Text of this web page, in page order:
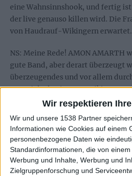
Wir respektieren
Wir und unsere 1538 Partner
Informationen wie Cookies auf einem
personenbezogene Daten wie
Standardinformationen, die von
Werbung und Inhalte, Werbung und
Zielgruppenforschung und
eine Wahnsinnshook, und fertig
der live genauso killen wird. Die
von Haudrauf-Wikingern
NS: Meine Rede! AMON AMARTH
gute Band, aber derart überzeugt
überzeugendes und vor allem
Material, abseits vom Wikinger-
PS: Also zunächst mal: Ich bin an
andersherum herangegangen, als
unterstellst. Für dich mag das,
ausreichend sein, dass man einen
hat, aber ich habe mit “Embrace Of
bewusst auch einen neueren Song